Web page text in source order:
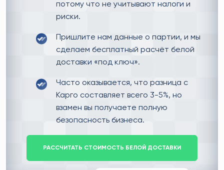
потому что не учитывают налоги и
риски.
Пришлите нам данные о партии, и мы
сделаем бесплатный расчёт белой
доставки «под ключ».
Часто оказывается, что разница с
Карго составляет всего 3-5%, но
взамен вы получаете полную
безопасность бизнеса.
РАССЧИТАТЬ СТОИМОСТЬ БЕЛОЙ ДОСТАВКИ